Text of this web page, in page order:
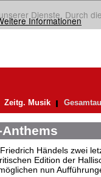
Dienste. Durch
Informationen
Zeitg. Musik
Händels zwei
Edition der
nun